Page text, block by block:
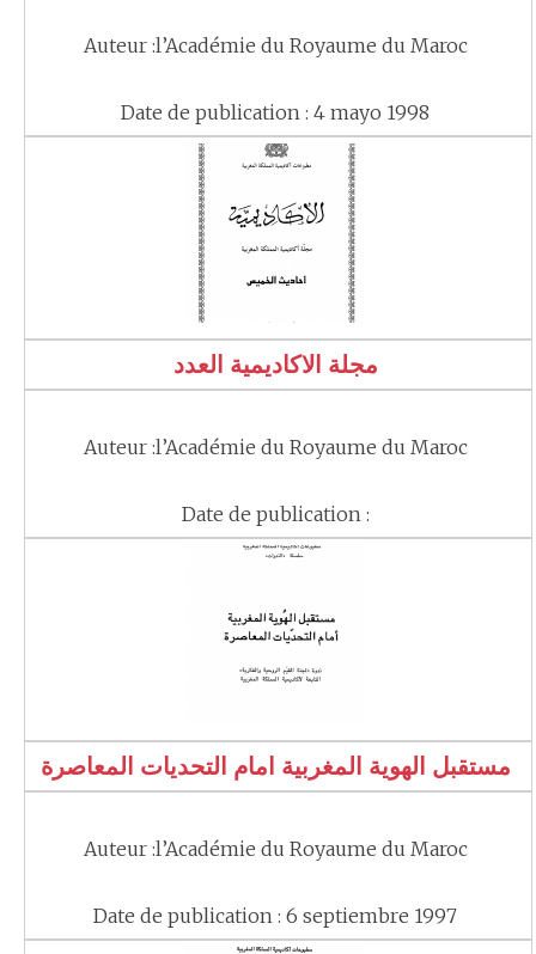
Auteur :l’Académie du Royaume du Maroc
Date de publication : 4 mayo 1998
مجلة الاكاديمية العدد
Auteur :l’Académie du Royaume du Maroc
Date de publication :
مستقبل الهوية المغربية امام التحديات المعاصرة
Auteur :l’Académie du Royaume du Maroc
Date de publication : 6 septiembre 1997